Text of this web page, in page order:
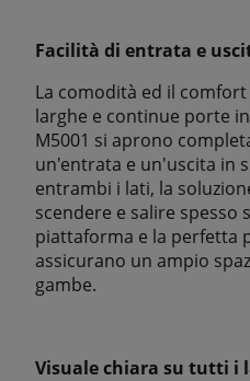
Facilità di entrata e
La comodità ed il
larghe e continue porte
M5001 si aprono
un'entrata e un'uscita in
entrambi i lati, la
scendere e salire spesso
piattaforma e la perfetta
assicurano un ampio
gambe.
Visuale chiara su tutti i